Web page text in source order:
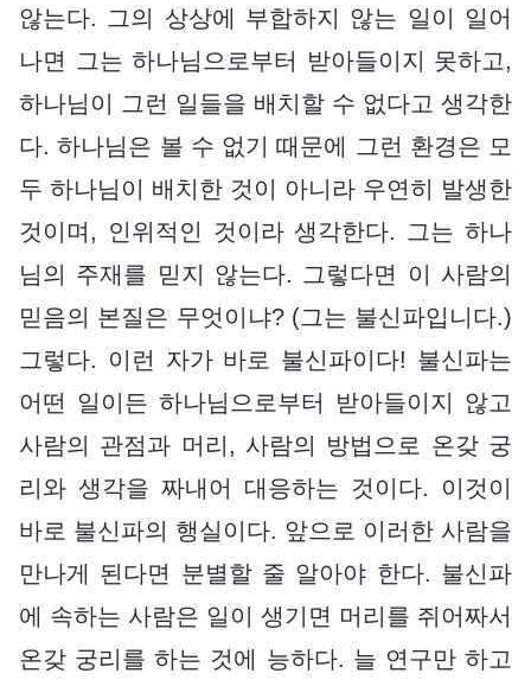
않는다. 그의 상상에 부합하지 않는 일이 일어
나면 그는 하나님으로부터 받아들이지 못하고,
하나님이 그런 일들을 배치할 수 없다고 생각한
다. 하나님은 볼 수 없기 때문에 그런 환경은 모
두 하나님이 배치한 것이 아니라 우연히 발생한
것이며, 인위적인 것이라 생각한다. 그는 하나
님의 주재를 믿지 않는다. 그렇다면 이 사람의
믿음의 본질은 무엇이냐? (그는 불신파입니다.)
그렇다. 이런 자가 바로 불신파이다! 불신파는
어떤 일이든 하나님으로부터 받아들이지 않고
사람의 관점과 머리, 사람의 방법으로 온갖 궁
리와 생각을 짜내어 대응하는 것이다. 이것이
바로 불신파의 행실이다. 앞으로 이러한 사람을
만나게 된다면 분별할 줄 알아야 한다. 불신파
에 속하는 사람은 일이 생기면 머리를 쥐어짜서
온갖 궁리를 하는 것에 능하다. 늘 연구만 하고